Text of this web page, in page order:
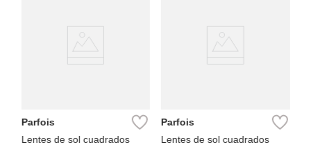
Parfois
Lentes de sol cuadrados
Parfois
Lentes de sol cuadrados